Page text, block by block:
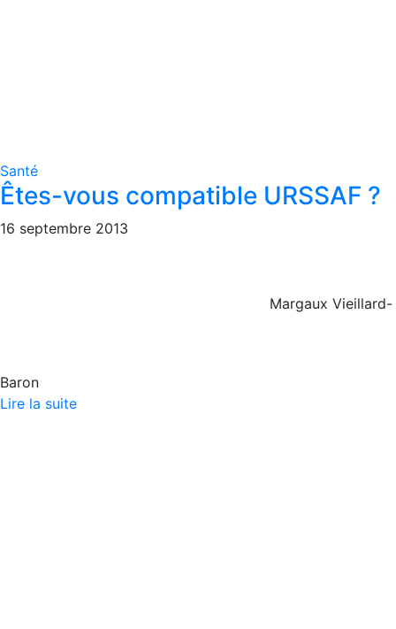
Santé
Êtes-vous compatible URSSAF ?
16 septembre 2013
Margaux Vieillard-
Baron
Lire la suite